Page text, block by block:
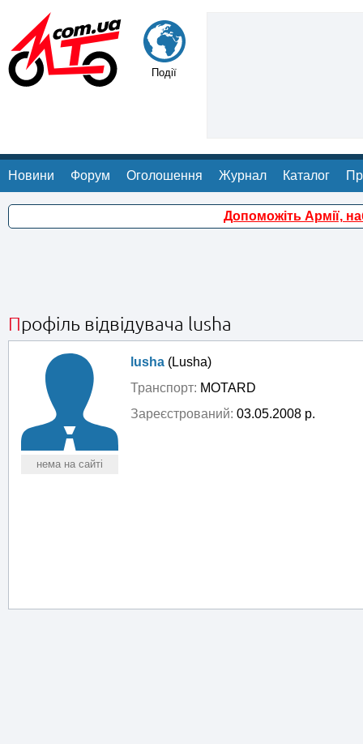
Події
Новини Форум Оголошення Журнал Каталог
Допоможіть Армії,
Профіль відвідувача lusha
нема на сайті
lusha (Lusha)
Транспорт: MOTARD
Зареєстрований: 03.05.2008 р.